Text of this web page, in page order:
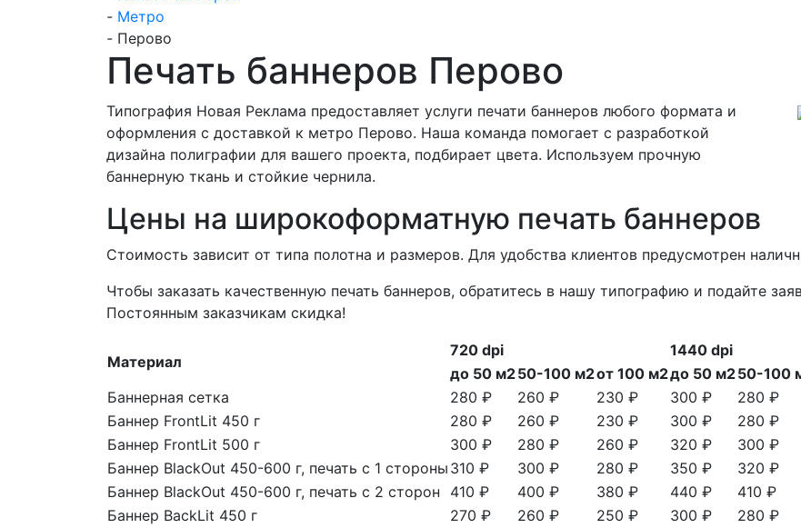
- Метро
- Перово
Печать баннеров Перово
Типография Новая Реклама предоставляет услуги печати баннеров любого формата и
оформления с доставкой к метро Перово. Наша команда помогает с разработкой
дизайна полиграфии для вашего проекта, подбирает цвета. Используем прочную
баннерную ткань и стойкие чернила.
Цены на широкоформатную печать баннеров
Стоимость зависит от типа полотна и размеров. Для удобства клиентов предусмотрен
Чтобы заказать качественную печать баннеров, обратитесь в нашу типографию и подайте
Постоянным заказчикам скидка!
Материал
720 dpi
1440 dpi
до 50 м250-100 м2от 100 м2до 50 м250-100
Баннерная сетка
280 ₽ 260 ₽ 230 ₽ 300 ₽ 280 ₽
Баннер FrontLit 450 г
280 ₽ 260 ₽ 230 ₽ 300 ₽ 280 ₽
Баннер FrontLit 500 г
300 ₽ 280 ₽ 260 ₽ 320 ₽ 300 ₽
Баннер BlackOut 450-600 г, печать с 1 стороны 310 ₽ 300 ₽ 280 ₽ 350 ₽ 320 ₽
Баннер BlackOut 450-600 г, печать с 2 сторон
410 ₽ 400 ₽ 380 ₽ 440 ₽ 410 ₽
Баннер BackLit 450 г
270 ₽ 260 ₽ 250 ₽ 300 ₽ 280 ₽